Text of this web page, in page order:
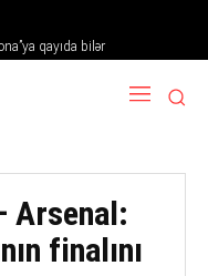
qayıda bilər
Arsenal:
finalını